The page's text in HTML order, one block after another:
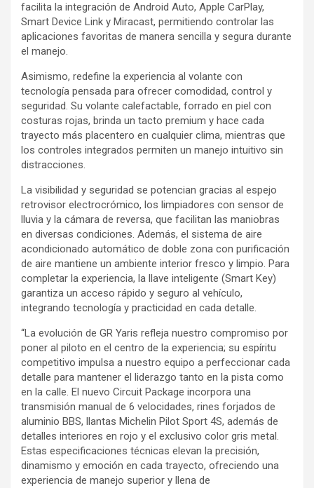
facilita la integración de Android Auto, Apple CarPlay,
Smart Device Link y Miracast, permitiendo controlar las
aplicaciones favoritas de manera sencilla y segura durante
el manejo.
Asimismo, redefine la experiencia al volante con
tecnología pensada para ofrecer comodidad, control y
seguridad. Su volante calefactable, forrado en piel con
costuras rojas, brinda un tacto premium y hace cada
trayecto más placentero en cualquier clima, mientras que
los controles integrados permiten un manejo intuitivo sin
distracciones.
La visibilidad y seguridad se potencian gracias al espejo
retrovisor electrocrómico, los limpiadores con sensor de
lluvia y la cámara de reversa, que facilitan las maniobras
en diversas condiciones. Además, el sistema de aire
acondicionado automático de doble zona con purificación
de aire mantiene un ambiente interior fresco y limpio. Para
completar la experiencia, la llave inteligente (Smart Key)
garantiza un acceso rápido y seguro al vehículo,
integrando tecnología y practicidad en cada detalle.
“La evolución de GR Yaris refleja nuestro compromiso por
poner al piloto en el centro de la experiencia; su espíritu
competitivo impulsa a nuestro equipo a perfeccionar cada
detalle para mantener el liderazgo tanto en la pista como
en la calle. El nuevo Circuit Package incorpora una
transmisión manual de 6 velocidades, rines forjados de
aluminio BBS, llantas Michelin Pilot Sport 4S, además de
detalles interiores en rojo y el exclusivo color gris metal.
Estas especificaciones técnicas elevan la precisión,
dinamismo y emoción en cada trayecto, ofreciendo una
experiencia de manejo superior y llena de